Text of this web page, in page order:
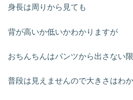
身長は周りから見ても
背が高いか低いかわかりますが
おちんちんはパンツから出さない
普段は見えませんので大きさはわか